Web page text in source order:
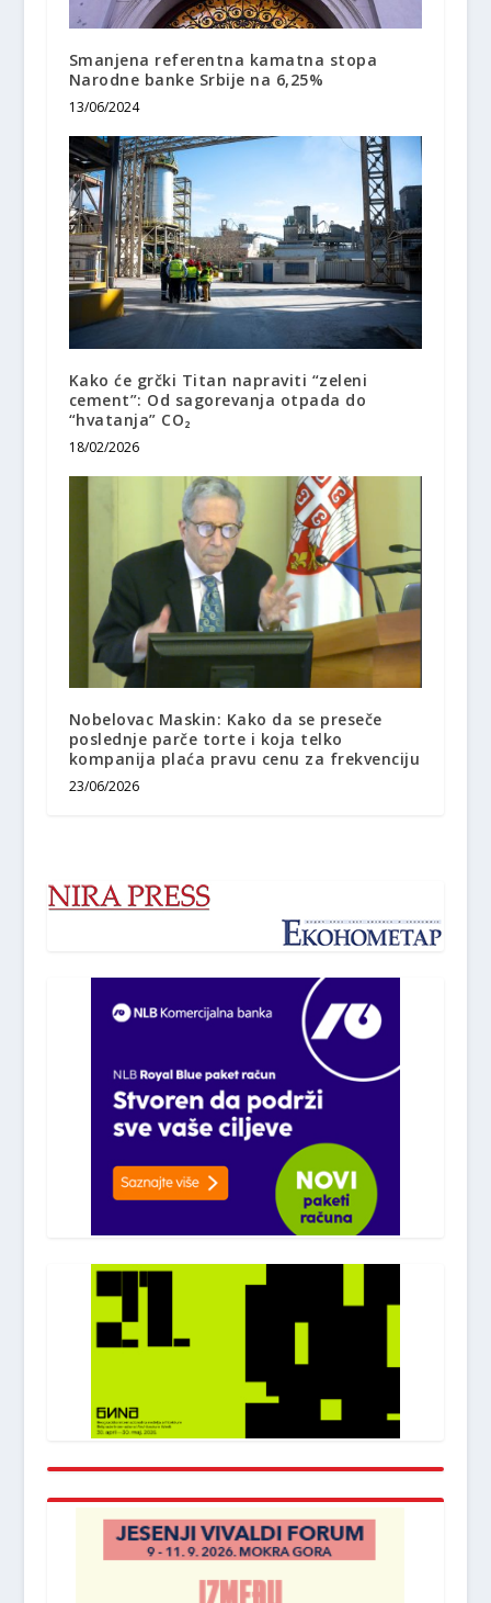
Smanjena referentna kamatna stopa
Narodne banke Srbije na 6,25%
13/06/2024
Kako će grčki Titan napraviti “zeleni
cement”: Od sagorevanja otpada do
“hvatanja” CO₂
18/02/2026
Nobelovac Maskin: Kako da se preseče
poslednje parče torte i koja telko
kompanija plaća pravu cenu za frekvenciju
23/06/2026